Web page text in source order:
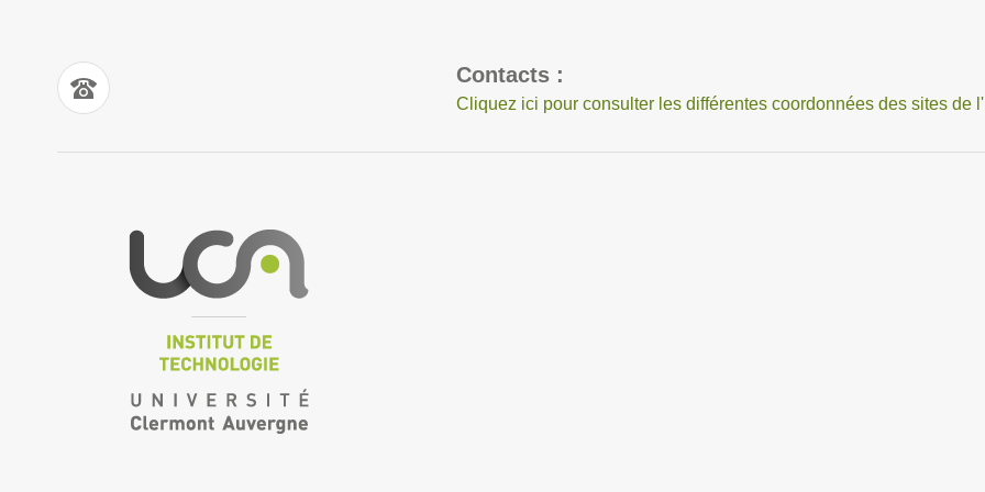
Contacts :
Cliquez ici pour consulter les différentes coordonnées des sites de